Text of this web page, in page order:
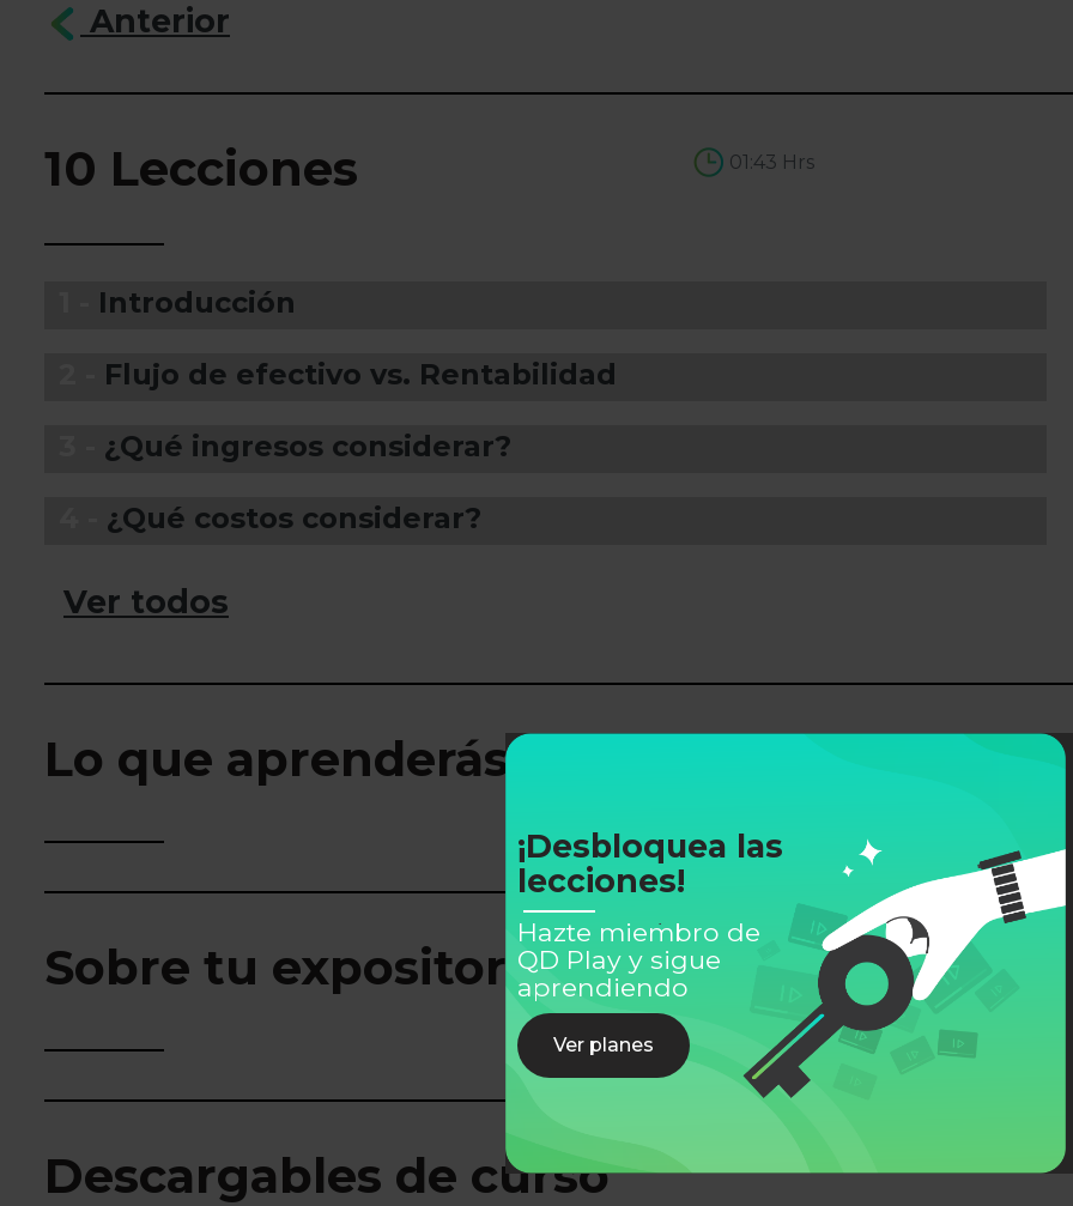
¡Desbloquea las
lecciones!
Hazte miembro de
QD Play y sigue
aprendiendo
Ver planes
Anterior
10 Lecciones 01:43 Hrs
Introducción
Flujo de efectivo vs. Rentabilidad
¿Qué ingresos considerar?
¿Qué costos considerar?
Ver todos
Lo que aprenderás
Sobre tu expositor
Descargables de curso